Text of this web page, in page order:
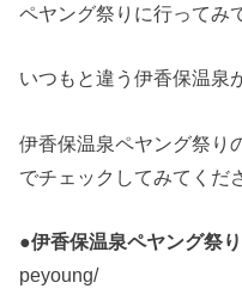
ペヤング祭りに行ってみ
いつもと違う伊香保温泉
伊香保温泉ペヤング祭り
でチェックしてみてくだ
●伊香保温泉ペヤング祭り
peyoung/